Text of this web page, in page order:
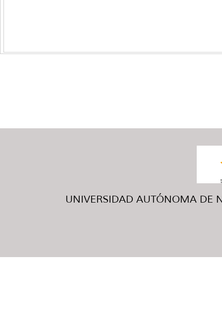
UNIVERSIDAD AUTÓNOMA DE